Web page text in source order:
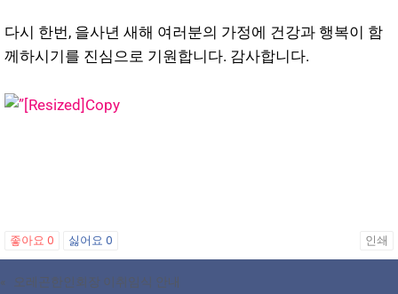
다시 한번, 을사년 새해 여러분의 가정에 건강과 행복이 함
께하시기를 진심으로 기원합니다. 감사합니다.
좋아요 0 싫어요 0 인쇄
«
오레곤한인회장 이취임식 안내